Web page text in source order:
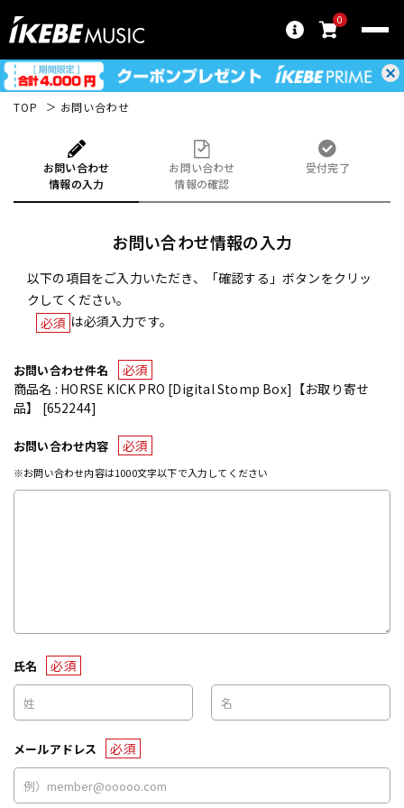
0
TOP お問い合わせ
お問い合わせ
情報の入力
お問い合わせ
情報の確認
受付完了
お問い合わせ情報の入力
以下の項目をご入力いただき、「確認する」ボタンをクリッ
クしてください。
必須 は必須入力です。
お問い合わせ件名
必須
商品名 : HORSE KICK PRO [Digital Stomp Box]【お取り寄せ
品】 [652244]
お問い合わせ内容 必須
※お問い合わせ内容は1000文字以下で入力してください
氏名 必須
メールアドレス 必須